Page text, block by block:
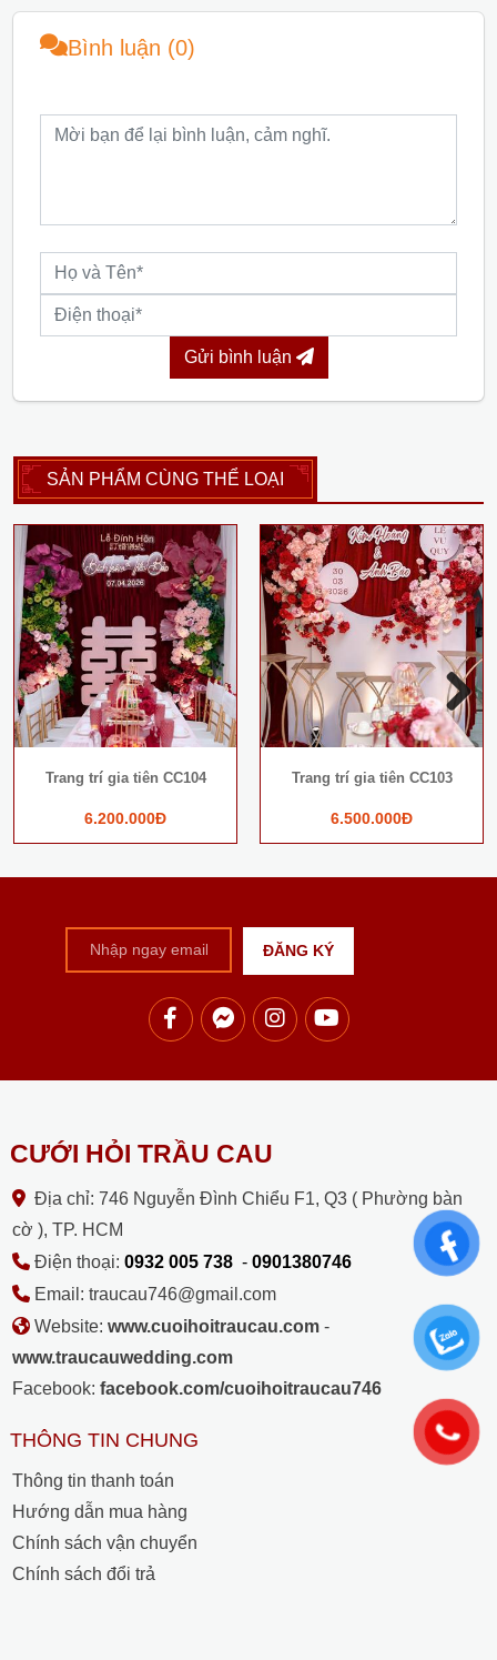
Bình luận (0)
Gửi bình luận
SẢN PHẨM CÙNG THỂ LOẠI
Trang trí gia tiên CC104
6.200.000Đ
Trang trí gia tiên CC103
6.500.000Đ
Next
CƯỚI HỎI TRẦU CAU
Địa chỉ: 746 Nguyễn Đình Chiểu F1, Q3 ( Phường bàn
cờ ), TP. HCM
Điện thoại: 0932 005 738- 0901380746
Email: traucau746@gmail.com
Website: www.cuoihoitraucau.com -
www.traucauwedding.com
Facebook: facebook.com/cuoihoitraucau746
THÔNG TIN CHUNG
Thông tin thanh toán
Hướng dẫn mua hàng
Chính sách vận chuyển
Chính sách đổi trả